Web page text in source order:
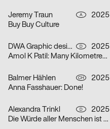
Jeremy Traun A
2025
Buy Buy Culture
DWA Graphic design department D
2025
Amol K Patil: Many Kilometres – Several Words
Balmer Hählen CH
2025
Anna Fasshauer: Done!
Alexandra Trinkl D
2025
Die Würde aller Menschen ist unantastbar.